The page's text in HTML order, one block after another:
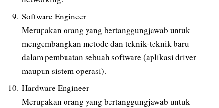
Software Engineer
Merupakan orang yang bertanggungjawab untuk
mengembangkan metode dan teknik-teknik baru
dalam pembuatan sebuah software (aplikasi driver
maupun sistem operasi).
Hardware Engineer
Merupakan orang yang bertanggungjawab untuk